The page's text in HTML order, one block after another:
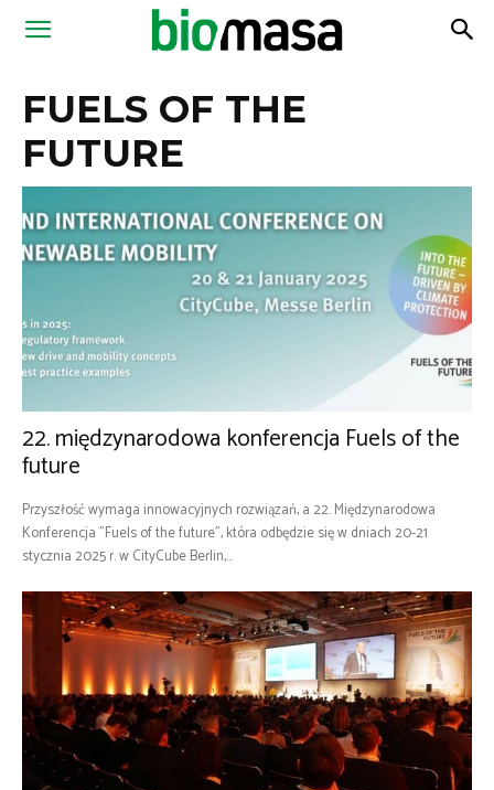
Magazyn
FUELS OF THE
FUTURE
22. międzynarodowa konferencja Fuels of the
future
Przyszłość wymaga innowacyjnych rozwiązań, a 22. Międzynarodowa
Konferencja "Fuels of the future", która odbędzie się w dniach 20-21
stycznia 2025 r. w CityCube Berlin,...